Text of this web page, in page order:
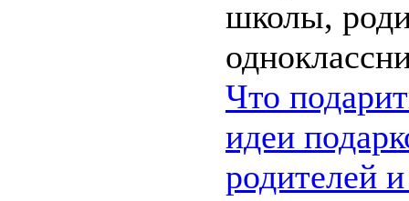
Что
идеи
родителей